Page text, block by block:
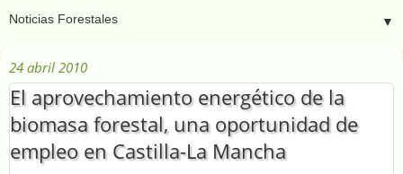
▼
24 abril 2010
El aprovechamiento energético de la
biomasa forestal, una oportunidad de
empleo en Castilla-La Mancha